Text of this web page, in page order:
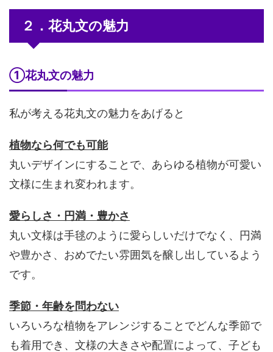
２．花丸文の魅力
①花丸文の魅力
私が考える花丸文の魅力をあげると
植物なら何でも可能
丸いデザインにすることで、あらゆる植物が可愛い
文様に生まれ変われます。
愛らしさ・円満・豊かさ
丸い文様は手毬のように愛らしいだけでなく、円満
や豊かさ、おめでたい雰囲気を醸し出しているよう
です。
季節・年齢を問わない
いろいろな植物をアレンジすることでどんな季節で
も着用でき、文様の大きさや配置によって、子ども